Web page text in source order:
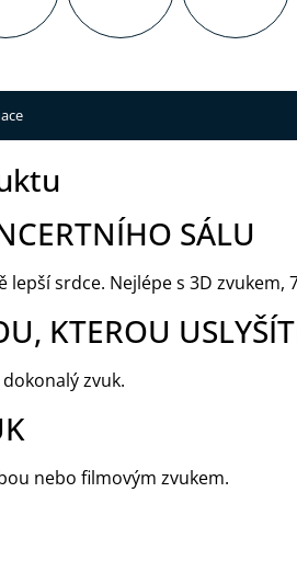
SÁLU
srdce. Nejlépe s 3D zvukem,
KTEROU
zvuk.
nebo filmovým zvukem.